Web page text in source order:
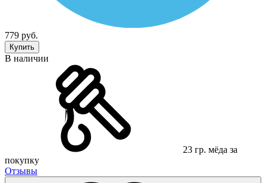
779 руб.
Купить
В наличии
23 гр. мёда за
покупку
Отзывы